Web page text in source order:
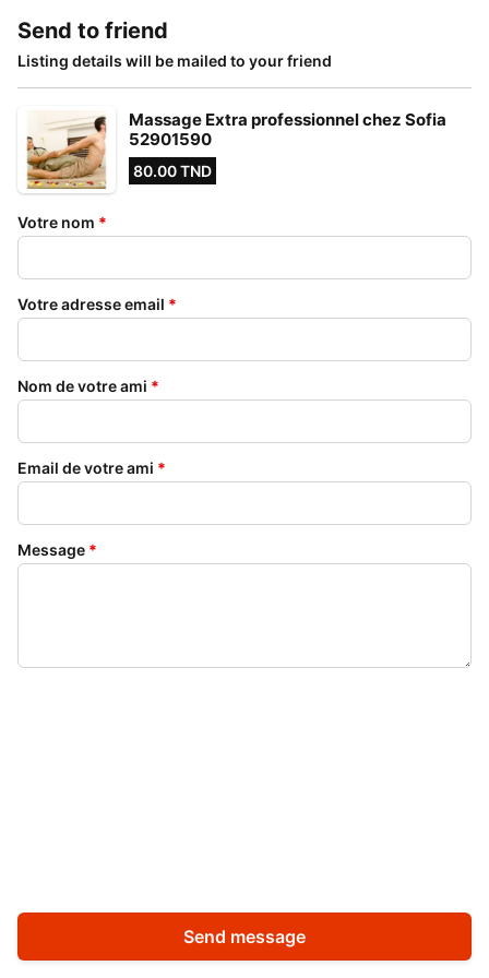
Send to friend
Listing details will be mailed to your friend
Massage Extra professionnel chez Sofia
52901590
80.00 TND
Votre nom *
Votre adresse email *
Nom de votre ami *
Email de votre ami *
Message *
Send message